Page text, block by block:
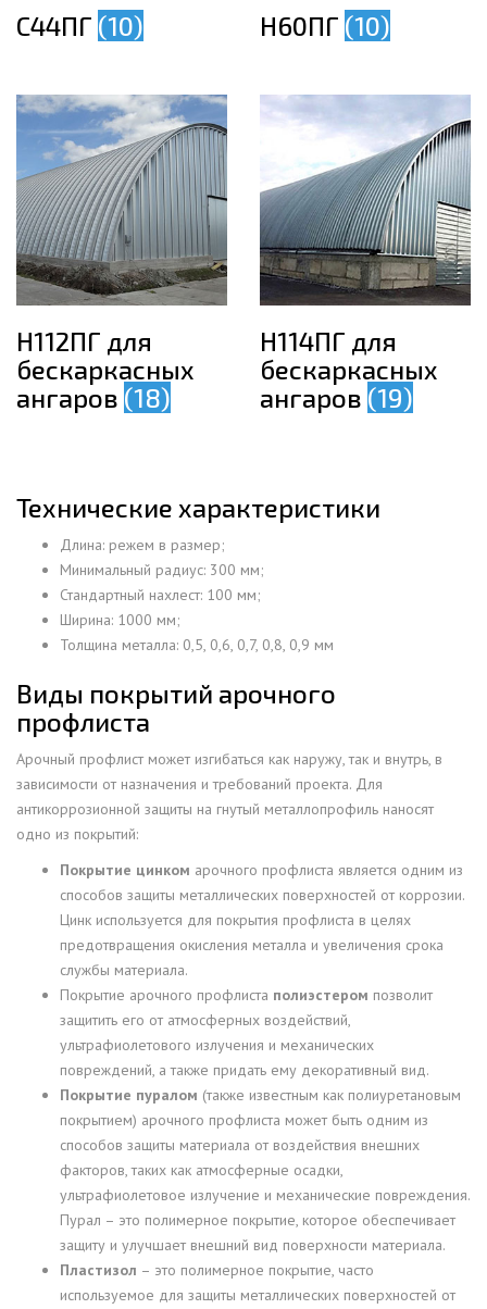
С44ПГ (10) Н60ПГ (10)
Н112ПГ для
бескаркасных
ангаров (18)
Н114ПГ для
бескаркасных
ангаров (19)
Технические характеристики
Длина: режем в размер;
Минимальный радиус: 300 мм;
Стандартный нахлест: 100 мм;
Ширина: 1000 мм;
Толщина металла: 0,5, 0,6, 0,7, 0,8, 0,9 мм
Виды покрытий арочного
профлиста
Арочный профлист может изгибаться как наружу, так и внутрь, в
зависимости от назначения и требований проекта. Для
антикоррозионной защиты на гнутый металлопрофиль наносят
одно из покрытий:
Покрытие цинком арочного профлиста является одним из
способов защиты металлических поверхностей от коррозии.
Цинк используется для покрытия профлиста в целях
предотвращения окисления металла и увеличения срока
службы материала.
Покрытие арочного профлиста полиэстером позволит
защитить его от атмосферных воздействий,
ультрафиолетового излучения и механических
повреждений, а также придать ему декоративный вид.
Покрытие пуралом (также известным как полиуретановым
покрытием) арочного профлиста может быть одним из
способов защиты материала от воздействия внешних
факторов, таких как атмосферные осадки,
ультрафиолетовое излучение и механические повреждения.
Пурал – это полимерное покрытие, которое обеспечивает
защиту и улучшает внешний вид поверхности материала.
Пластизол – это полимерное покрытие, часто
используемое для защиты металлических поверхностей от